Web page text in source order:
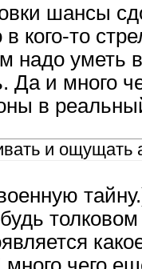
шансы
в кого-то
надо уметь
Да и много
в
и ощущать